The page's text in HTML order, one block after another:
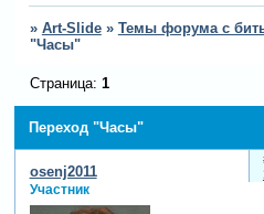
» Art-Slide » Темы форума с
"Часы"
Переход "Часы"
Страница: 1
osenj2011
Участник